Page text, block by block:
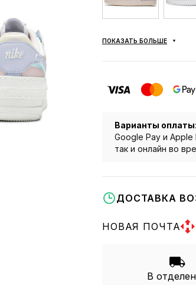
ПОКАЗАТЬ БОЛЬШЕ
Варианты оплаты
Google Pay и Apple
так и онлайн во
ДОСТАВКА
НОВАЯ ПОЧТА
В